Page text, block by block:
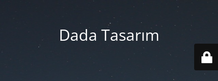
Dada Tasarım